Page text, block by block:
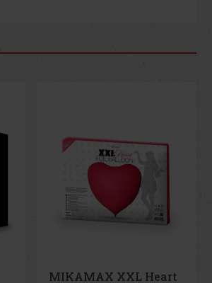
MIKAMAX Build Your